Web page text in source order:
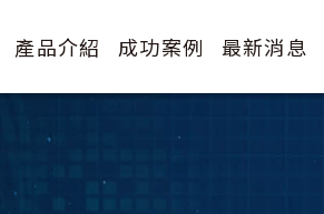
產品介紹 成功案例 最新消息